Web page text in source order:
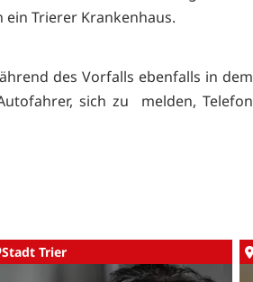
Trierer Krankenhaus.
des Vorfalls ebenfalls in dem
sich zu melden, Telefon
Stadt Trier